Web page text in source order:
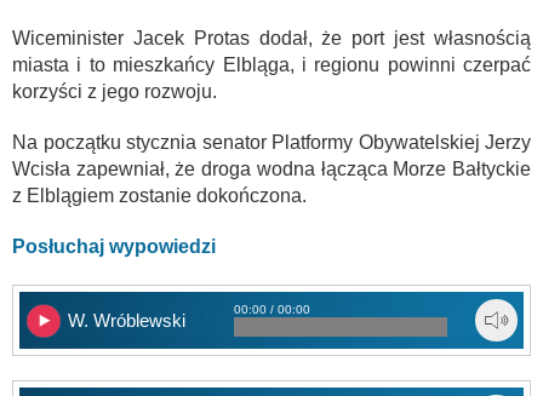
Wiceminister Jacek Protas dodał, że port jest własnością
miasta i to mieszkańcy Elbląga, i regionu powinni czerpać
korzyści z jego rozwoju.
Na początku stycznia senator Platformy Obywatelskiej Jerzy
Wcisła zapewniał, że droga wodna łącząca Morze Bałtyckie
z Elblągiem zostanie dokończona.
Posłuchaj wypowiedzi
W. Wróblewski
00:00 / 00:00